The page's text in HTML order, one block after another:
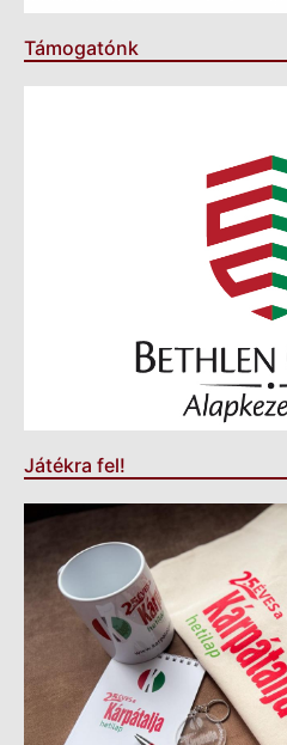
Támogatónk
Játékra fel!